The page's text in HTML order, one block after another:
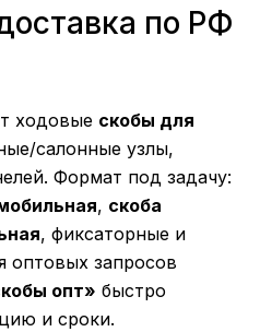
по РФ
ходовые скобы для
салонные узлы,
Формат под задачу:
, скоба
, фиксаторные и
оптовых запросов
опт» быстро
и сроки.